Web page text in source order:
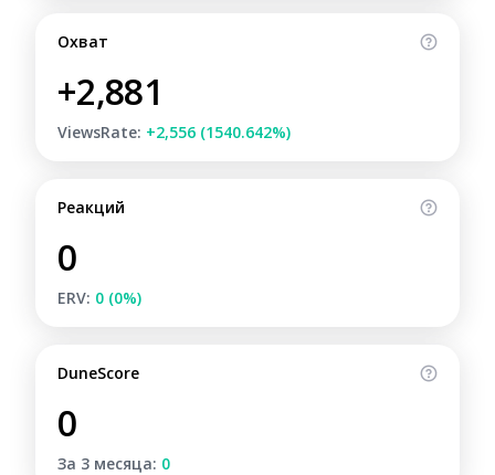
Охват
+2,881
ViewsRate: +2,556 (1540.642%)
Реакций
0
ERV: 0 (0%)
DuneScore
0
За 3 месяца: 0